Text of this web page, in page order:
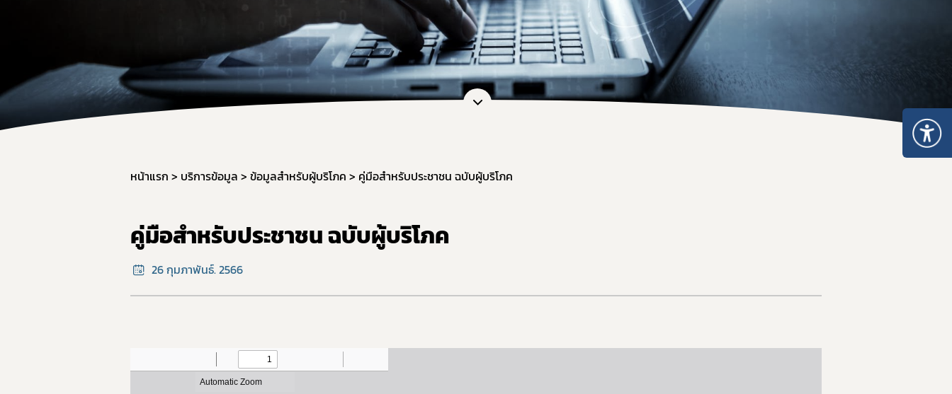
คำสั่งสำนักงานคณะกรรมการอาหารและยา
คำสั่งคณะกรรมการอาหาร
ผลิตภัณฑ์อาหาร
วัตถุเจือปนอาหาร
การใช้จุลินทรีย์โพรไบโอติกในอาหาร
มาตรฐานอาหารด้านจุลินทรีย์ที่ทำให้เกิดโรค
มาตรฐานอาหารที่มีสารพิษ-ยาสัตว์ตกค้าง
โปรแกรมสำหรับผู้ประกอบการ
หน่วยตรวจหรือหน่วยรับรองสถานที่ผลิตอาหาร
หน่วยตรวจวิเคราะห์อาหาร/ ภาชนะบรรจุอาหาร
หน่วยฝึกอบรมที่ขึ้นบัญชีกับ อย.
ข้อมูลการขออนุญาตผู้ประกอบการเศรษฐกิจฐานราก ให้ได้มาตรฐาน อย. และส่งออก
หน้าแรก บริการข้อมูล ข้อมูลสำหรับผู้บริโภค คู่มือสำหรับประชาชน ฉบับผู้บริโภค
คู่มือสำหรับประชาชน ฉบับผู้บริโภค
26 กุมภาพันธ์. 2566